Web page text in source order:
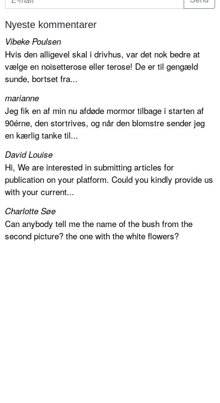
Nyeste kommentarer
Vibeke Poulsen
Hvis den alligevel skal i drivhus, var det nok bedre at
vælge en noisetterose eller terose! De er til gengæld
sunde, bortset fra...
marianne
Jeg fik en af min nu afdøde mormor tilbage i starten af
90érne, den stortrives, og når den blomstre sender jeg
en kærlig tanke til...
David Louise
Hi, We are interested in submitting articles for
publication on your platform. Could you kindly provide us
with your current...
Charlotte Søe
Can anybody tell me the name of the bush from the
second picture? the one with the white flowers?